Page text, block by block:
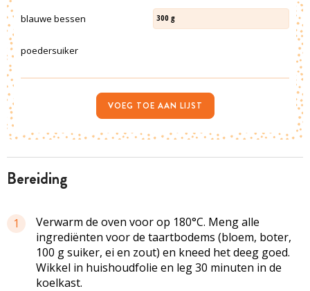
bereiding
1
Verwarm de oven voor op 180°C. Meng alle
ingrediënten voor de taartbodems (bloem, boter,
100 g suiker, ei en zout) en kneed het deeg goed.
Wikkel in huishoudfolie en leg 30 minuten in de
koelkast.
blauwe bessen 300 g
poedersuiker
VOEG TOE AAN LIJST